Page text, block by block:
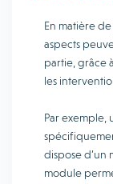
En matière
aspects
partie, grâce
les
Par exemple,
dispose d’un
module